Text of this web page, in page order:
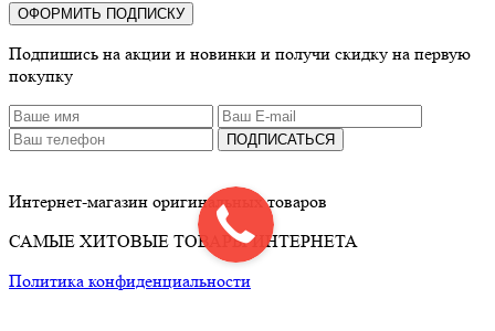
ОФОРМИТЬ ПОДПИСКУ
Подпишись на акции и новинки и получи скидку на первую
покупку
ПОДПИСАТЬСЯ
Интернет-магазин оригинальных товаров
САМЫЕ ХИТОВЫЕ ТОВАРЫ ИНТЕРНЕТА
Политика конфиденциальности